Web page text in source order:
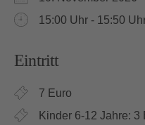
15:00 Uhr - 15:50
Eintritt
7 Euro
Kinder 6-12 Jahre: 3